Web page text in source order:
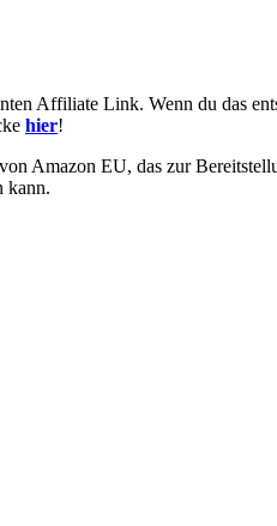
Affiliate Link. Wenn du das
hier!
Amazon EU, das zur
kann.